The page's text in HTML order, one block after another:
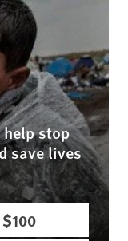
stop
save lives
$100